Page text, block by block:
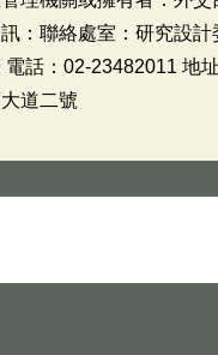
：聯絡處室：研究設計
電話：02-23482011 地
道二號